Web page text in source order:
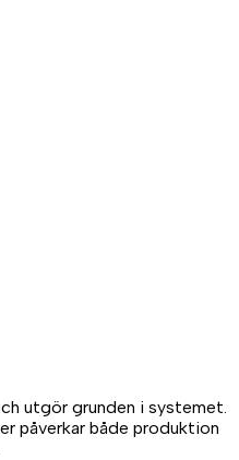
utgör grunden i systemet.
påverkar både produktion